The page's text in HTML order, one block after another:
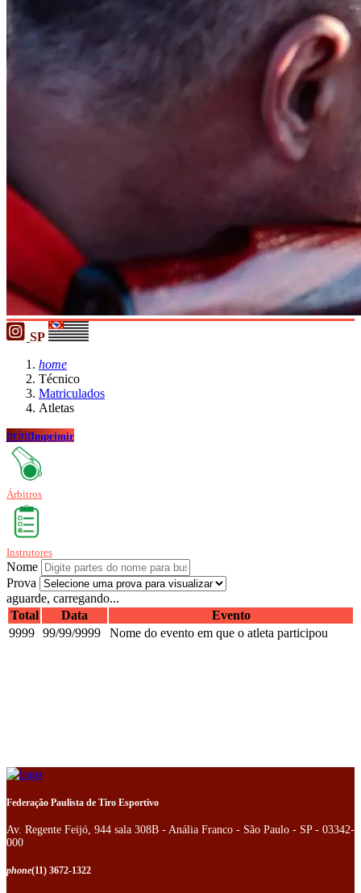
SP
home
Técnico
Matriculados
Atletas
printImprimir
Árbitros
Instrutores
Nome
Prova
aguarde, carregando...
Total
Data
Evento
9999 99/99/9999 Nome do evento em que o atleta participou
Federação Paulista de Tiro Esportivo
Av. Regente Feijó, 944 sala 308B - Anália Franco - São Paulo - SP - 03342-
000
phone(11) 3672-1322